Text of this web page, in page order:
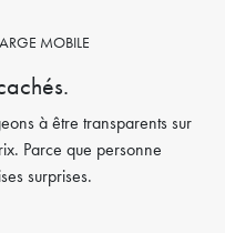
MOBILE
à être transparents sur
Parce que personne
surprises.